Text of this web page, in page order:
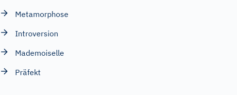
Metamorphose
Introversion
Mademoiselle
Präfekt